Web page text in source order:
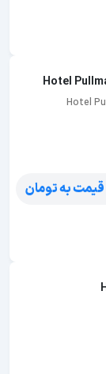
Hotel
Hotel
قیمت به تومان